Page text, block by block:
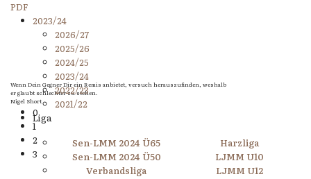
Wenn Dein Gegner Dir ein Remis anbietet, versuch herauszufinden, weshalb
er glaubt schlechter zu stehen.
Nigel Short
0
1
2
3
2023/24
2026/27
2025/26
2024/25
2023/24
2022/23
2021/22
Liga
Sen-LMM 2024 Ü65
Harzliga
Sen-LMM 2024 Ü50
LJMM U10
Verbandsliga
LJMM U12